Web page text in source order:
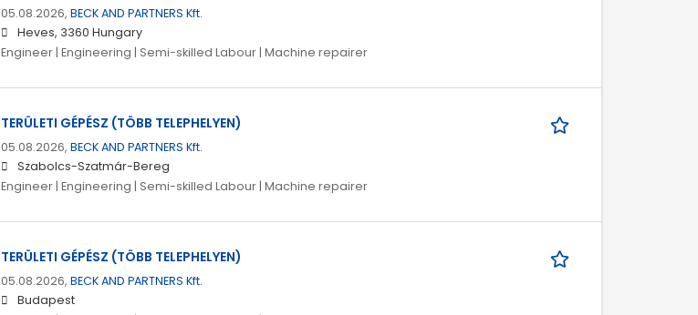
05.08.2026, BECK AND PARTNERS Kft.
Heves, 3360 Hungary
Engineer | Engineering | Semi-skilled Labour | Machine repairer
TERÜLETI GÉPÉSZ (TÖBB TELEPHELYEN)
05.08.2026, BECK AND PARTNERS Kft.
Szabolcs-Szatmár-Bereg
Engineer | Engineering | Semi-skilled Labour | Machine repairer
TERÜLETI GÉPÉSZ (TÖBB TELEPHELYEN)
05.08.2026, BECK AND PARTNERS Kft.
Budapest